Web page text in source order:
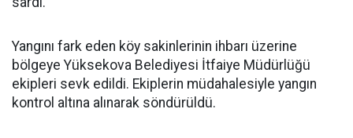
Yangını fark eden köy sakinlerinin ihbarı üzerine
bölgeye Yüksekova Belediyesi İtfaiye Müdürlüğü
ekipleri sevk edildi. Ekiplerin müdahalesiyle yangın
kontrol altına alınarak söndürüldü.